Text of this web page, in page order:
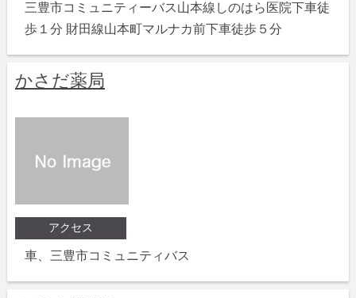
三豊市コミュニティーバス山本線しのはら医院下車徒
歩１分 財田線山本町マルナカ前下車徒歩５分
かさだ薬局
アクセス
車、三豊市コミュニティバス